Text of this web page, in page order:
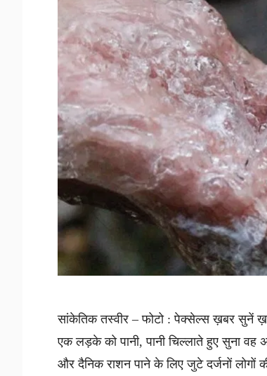
सांकेतिक तस्वीर – फोटो : पेक्सेल्स ख़बर सुनें
एक लड़के को पानी, पानी चिल्लाते हुए सुना वह
और दैनिक राशन पाने के लिए जुटे दर्जनों लोगों